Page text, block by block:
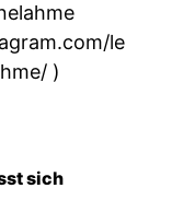
le
)
sich